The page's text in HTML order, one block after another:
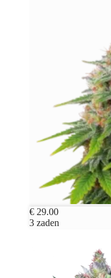
€ 29.00
3 zaden